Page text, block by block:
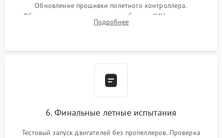
Обновление прошивки полетного контроллера.
Обязательная программная калибровка IMU-сенсоров,
компаса, датчиков позиционирования и горизонта подвеса
Подробнее
6. Финальные летные испытания
Тестовый запуск двигателей без пропеллеров. Проверка